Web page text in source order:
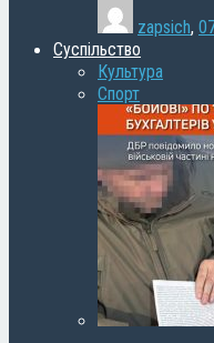
zapsich,
Суспільство
Культура
Спорт